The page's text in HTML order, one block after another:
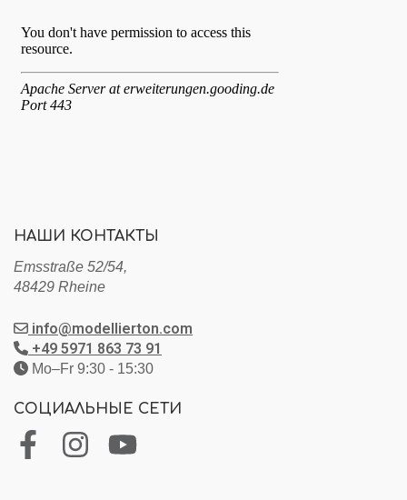
НАШИ КОНТАКТЫ
Emsstraße 52/54,
48429 Rheine
info@modellierton.com
+49 5971 863 73 91
Mo–Fr 9:30 - 15:30
СОЦИАЛЬНЫЕ СЕТИ